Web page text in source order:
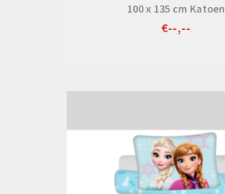
100 x 135 cm Katoen
€--,--